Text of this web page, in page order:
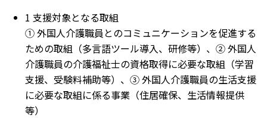
1 支援対象となる取組
① 外国人介護職員とのコミュニケーションを促進する
ための取組（多言語ツール導入、研修等）、② 外国人
介護職員の介護福祉士の資格取得に必要な取組（学習
支援、受験料補助等）、③ 外国人介護職員の生活支援
に必要な取組に係る事業（住居確保、生活情報提供
等）